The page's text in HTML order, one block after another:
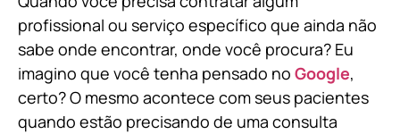
profissional ou serviço específico que ainda não
sabe onde encontrar, onde você procura? Eu
imagino que você tenha pensado no Google,
certo? O mesmo acontece com seus pacientes
quando estão precisando de uma consulta